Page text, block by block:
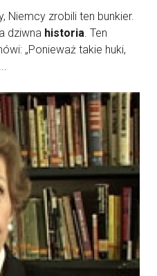
Niemcy zrobili ten bunkier.
dziwna historia. Ten
„Ponieważ takie huki,